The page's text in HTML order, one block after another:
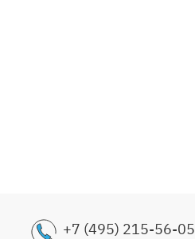
+7 (495) 215-56-05